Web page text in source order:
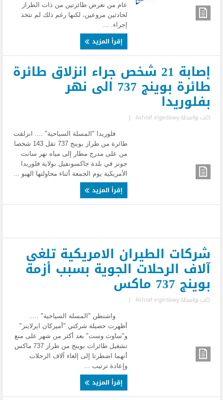
عام من تعرض طائرتين من ذات الطراز
لحادثين مروعين، لكنها رغم ذلك لم تتخذ
إجراء. ...
إقرأ المزيد
إصابة 21 شخص جراء انزلاق طائرة
طائرة بوينج 737 الى نهر
بفلوريدا
كتب بواسطةAshraf elgedawy
|
فلوريدا "المسلة السياحية" .... انزلقت
طائرة من طراز بوينج 737 تقل 143 شخصا
من على مدرج مطار إلى مياه نهر سانت
جونز في بلدة جاكسونفيل بولاية فلوريدا
الأمريكية يوم الجمعة أثناء محاولتها الهبو ...
إقرأ المزيد
شركات الطيران الامريكية تلغى
آلاف الرحلات الجوية بسبب أزمة
بوينج 737 ماكس
كتب بواسطةAshraf elgedawy
|
واشنطن "المسلة السياحية" .....
أظهرت حصيلة شركتي "أميركان ايرلاينز"
و"ساوث وست" بعد أكثر من شهر على منع
تشغيل طائرات بوينج من طراز 737 ماكس
أنهما اضطرتا إلى إلغاء آلاف الرحلات
وإعادة ترتيب ...
إقرأ المزيد